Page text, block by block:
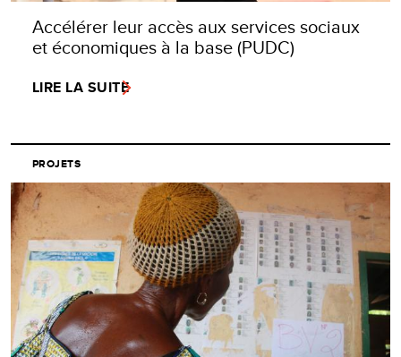
Accélérer leur accès aux services sociaux
et économiques à la base (PUDC)
LIRE LA SUITE
PROJETS